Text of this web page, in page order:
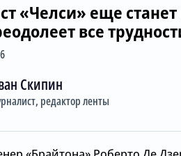
«Челси» еще
все
Скипин
редактор ленты